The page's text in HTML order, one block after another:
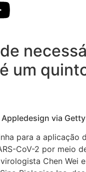
um
via Getty
para a aplicação
CoV-2 por meio
Chen Wei